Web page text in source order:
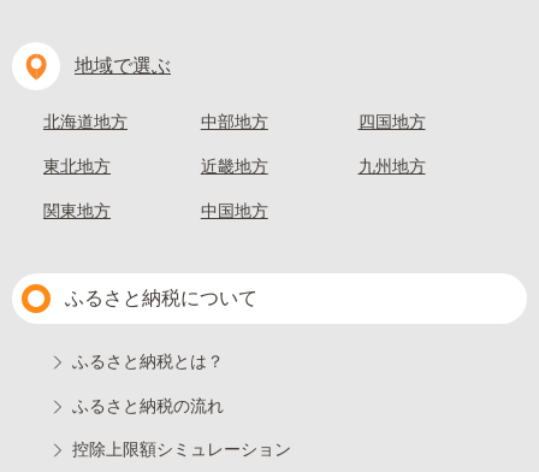
地域で選ぶ
北海道地方
東北地方
関東地方
中部地方
近畿地方
中国地方
四国地方
九州地方
ふるさと納税について
ふるさと納税とは？
ふるさと納税の流れ
控除上限額シミュレーション